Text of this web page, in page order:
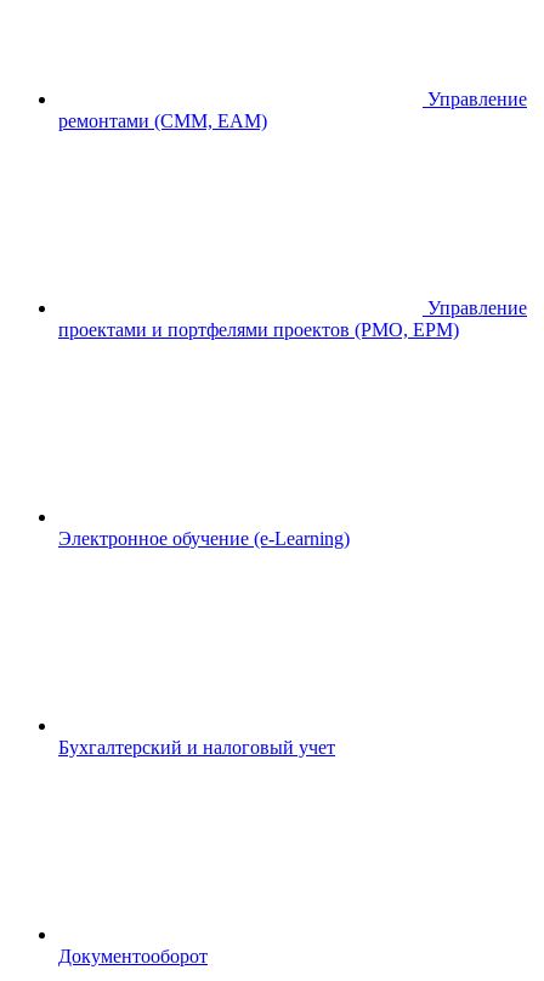
Управление
ремонтами (CMM, EAM)
Управление
проектами и портфелями проектов (PMO, EPM)
Электронное обучение (e-Learning)
Бухгалтерский и налоговый учет
Документооборот